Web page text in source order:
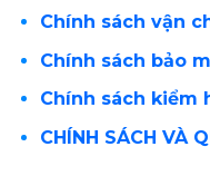
Chính sách vận
Chính sách bảo
Chính sách kiểm
CHÍNH SÁCH VÀ